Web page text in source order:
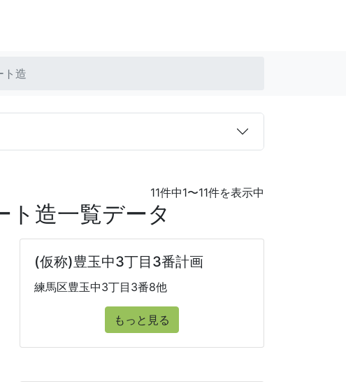
ト造
11件中1〜11件を表示中
ト造一覧データ
(仮称)豊玉中3丁目3番計画
練馬区豊玉中3丁目3番8他
もっと見る